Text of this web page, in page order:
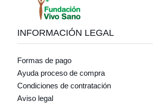
INFORMACIÓN LEGAL
Formas de pago
Ayuda proceso de compra
Condiciones de contratación
Aviso legal